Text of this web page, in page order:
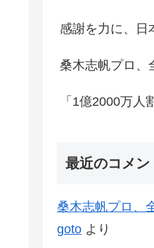
感謝を力に、日
桑木志帆プロ、
「1億2000万
最近のコメン
桑木志帆プロ、
goto より